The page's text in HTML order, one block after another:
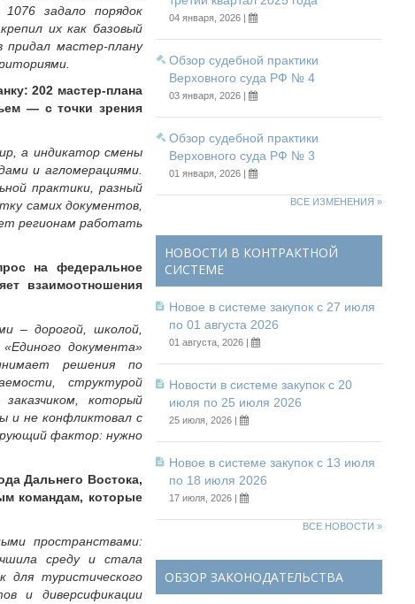
задало порядок
их как базовый
мастер-плану
202 мастер-плана
— с точки зрения
а индикатор смены
и агломерациями.
практики, разный
самих документов,
регионам работать
на федеральное
взаимоотношения
– дорогой, школой,
документа»
решения по
структурой
который
и не конфликтовал с
фактор: нужно
Дальнего Востока,
командам, которые
пространствами:
среду и стала
для туристического
и диверсификации
04 января, 2026 |
Обзор судебной практики
Верховного суда РФ № 4
03 января, 2026 |
Обзор судебной практики
Верховного суда РФ № 3
01 января, 2026 |
ВСЕ ИЗМЕНЕНИЯ »
НОВОСТИ В КОНТРАКТНОЙ
СИСТЕМЕ
Новое в системе закупок с 27 июля
по 01 августа 2026
01 августа, 2026 |
Новости в системе закупок с 20
июля по 25 июля 2026
25 июля, 2026 |
Новое в системе закупок с 13 июля
по 18 июля 2026
17 июля, 2026 |
ВСЕ НОВОСТИ »
ОБЗОР ЗАКОНОДАТЕЛЬСТВА